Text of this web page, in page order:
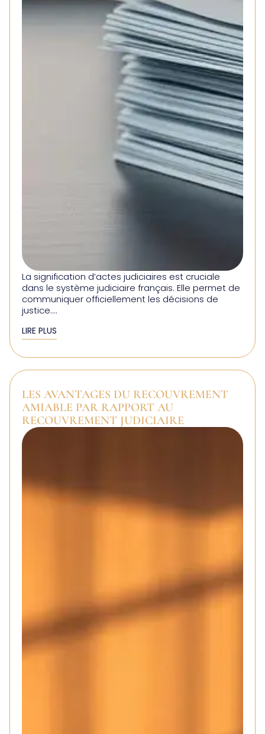
La signification d’actes judiciaires est cruciale
dans le système judiciaire français. Elle permet de
communiquer officiellement les décisions de
justice....
LIRE PLUS
LES AVANTAGES DU RECOUVREMENT
AMIABLE PAR RAPPORT AU
RECOUVREMENT JUDICIAIRE